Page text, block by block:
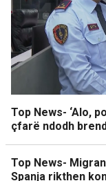
Top News- ‘Alo,
çfarë ndodh
Top News-
Spanja rikthen